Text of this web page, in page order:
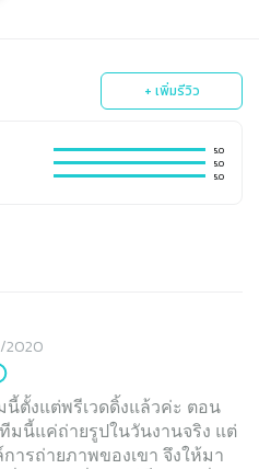
+ เพิ่มรีวิว
5.0
5.0
5.0
2020
นี้ตั้งแต่พรีเวดดิ้งแล้วค่ะ ตอน
มนี้แค่ถ่ายรูปในวันงานจริง แต่
การถ่ายภาพของเขา จึงให้มา